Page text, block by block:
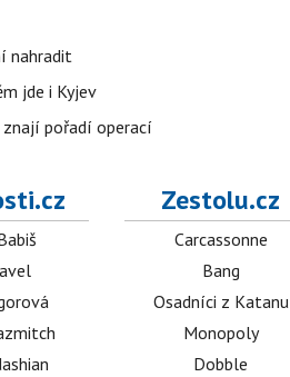
nahradit
jde i Kyjev
pořadí operací
Zestolu.cz
Carcassonne
Bang
Osadníci z Katanu
Monopoly
Dobble